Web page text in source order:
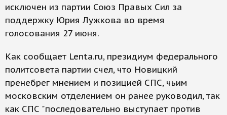
исключен из партии Союз Правых Сил за
поддержку Юрия Лужкова во время
голосования 27 июня.
Как сообщает Lenta.ru, президиум федерального
политсовета партии счел, что Новицкий
пренебрег мнением и позицией СПС, чьим
московским отделением он ранее руководил, так
как СПС "последовательно выступает против